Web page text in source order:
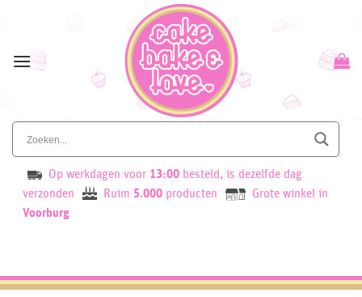
content
Op werkdagen voor 13:00 besteld, is dezelfde dag
verzonden
Ruim 5.000 producten
Grote winkel in
Voorburg